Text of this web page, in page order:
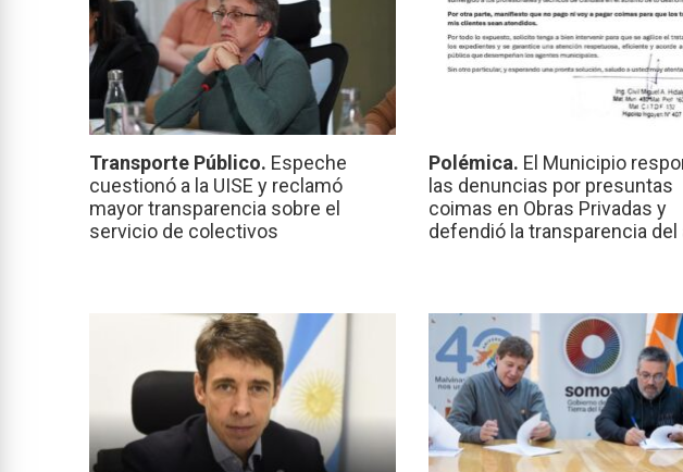
Transporte Público. Espeche
cuestionó a la UISE y reclamó
mayor transparencia sobre el
servicio de colectivos
Polémica. El Municipio
las denuncias por presuntas
coimas en Obras Privadas y
defendió la transparencia del